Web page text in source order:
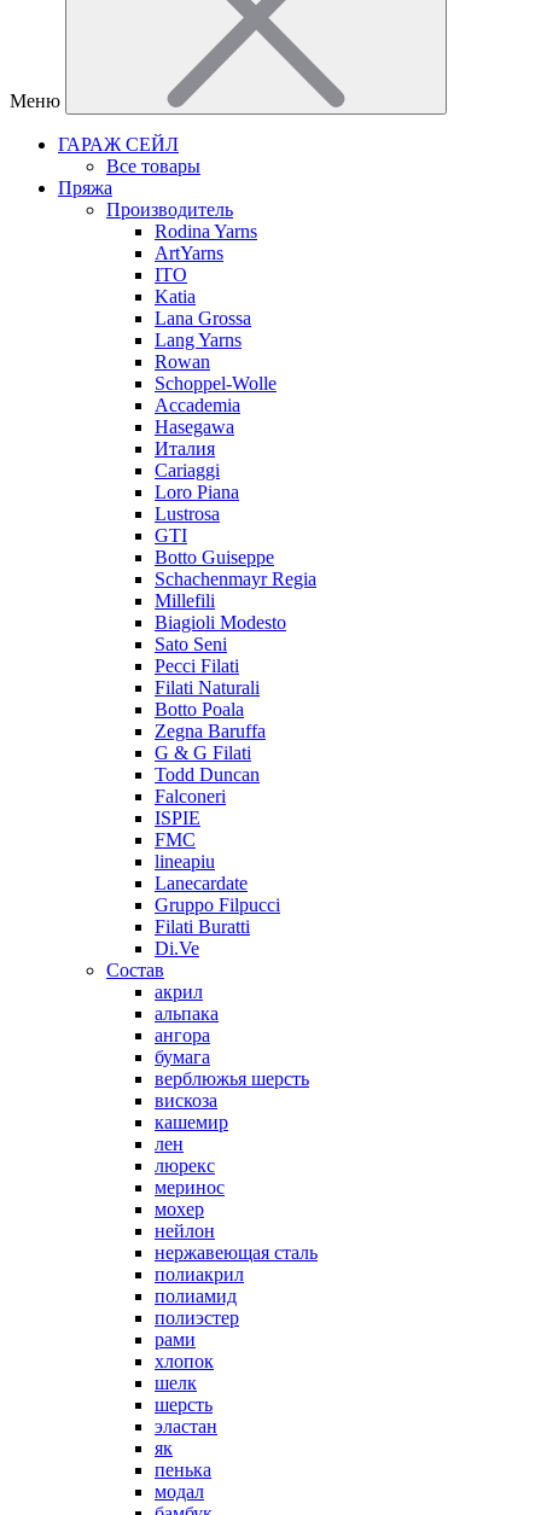
Меню
ГАРАЖ СЕЙЛ
Все товары
Пряжа
Производитель
Rodina Yarns
ArtYarns
ITO
Katia
Lana Grossa
Lang Yarns
Rowan
Schoppel-Wolle
Accademia
Hasegawa
Италия
Cariaggi
Loro Piana
Lustrosa
GTI
Botto Guiseppe
Schachenmayr Regia
Millefili
Biagioli Modesto
Sato Seni
Pecci Filati
Filati Naturali
Botto Poala
Zegna Baruffa
G & G Filati
Todd Duncan
Falconeri
ISPIE
FMC
lineapiu
Lanecardate
Gruppo Filpucci
Filati Buratti
Di.Ve
Состав
акрил
альпака
ангора
бумага
верблюжья шерсть
вискоза
кашемир
лен
люрекс
меринос
мохер
нейлон
нержавеющая сталь
полиакрил
полиамид
полиэстер
рами
хлопок
шелк
шерсть
эластан
як
пенька
модал